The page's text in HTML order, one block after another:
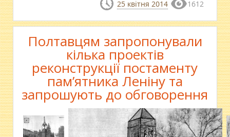
25 квітня 2014 1612
Полтавцям запропонували
кілька проектів
реконструкції постаменту
пам’ятника Леніну та
запрошують до обговорення